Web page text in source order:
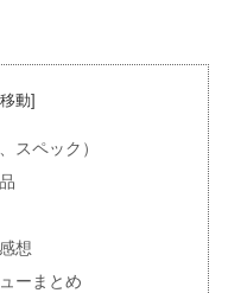
スペック）
想
ーまとめ